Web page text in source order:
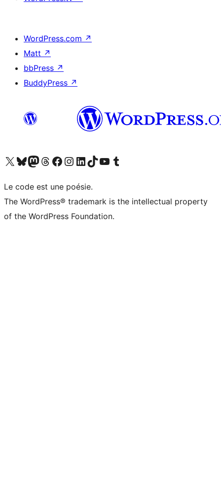
WordPress.com ↗
Matt ↗
bbPress ↗
BuddyPress ↗
Visitez notre compte X (précédemment Twitter)
Visiter notre compte Bluesky
Visiter notre compte Mastodon
Visiter notre compte Threads
Consulter notre compte Facebook
Consulter notre compte Instagram
Consulter notre compte LinkedIn
Visiter notre compte TokTok
Visiter notre chaîne YouTube
Visiter notre compte Tumblr
Le code est une poésie.
The WordPress® trademark is the intellectual property
of the WordPress Foundation.